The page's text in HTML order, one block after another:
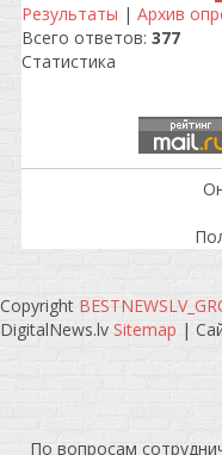
Результаты | Архив
Всего ответов: 377
Статистика
Copyright
DigitalNews.lv Sitemap |
По вопросам